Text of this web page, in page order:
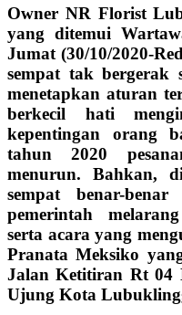
Owner NR Florist
yang ditemui
Jumat (30/10/2020-
sempat tak bergerak
menetapkan aturan
berkecil hati
kepentingan orang
tahun 2020
menurun. Bahkan,
sempat benar-
pemerintah
serta acara yang
Pranata Meksiko
Jalan Ketitiran Rt 04
Ujung Kota